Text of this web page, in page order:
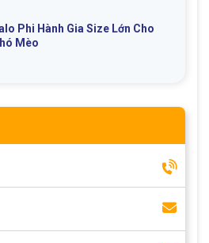
Dịch vụ phối giống chó
Phi Hành Gia Size Lớn Cho
Mèo